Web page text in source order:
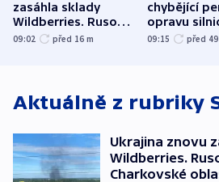
zasáhla sklady
Wildberries. Rusové
útočili v Charkovské
09:02 před 16 m
chybějící
opravu
09:15 před 49
Aktuálně z rubriky
Ukrajina znovu
Wildberries.
Charkovské